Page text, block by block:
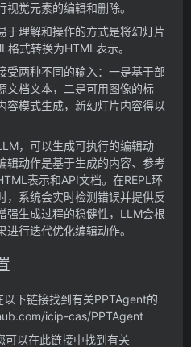
视觉元素的编辑和删除。
于理解和操作的方式是将幻灯片
格式转换为HTML表示。
受两种不同的输入：一是基于部
文档文本，二是可用图像的标
容模式生成，新幻灯片内容得以
，可以生成可执行的编辑动
辑动作是基于生成的内容、参考
表示和API文档。在REPL环
，系统会实时检测错误并提供反
强生成过程的稳健性，LLM会根
进行迭代优化编辑动作。
以下链接找到有关PPTAgent的
icip-cas/PPTAgent
可以在此链接中找到有关